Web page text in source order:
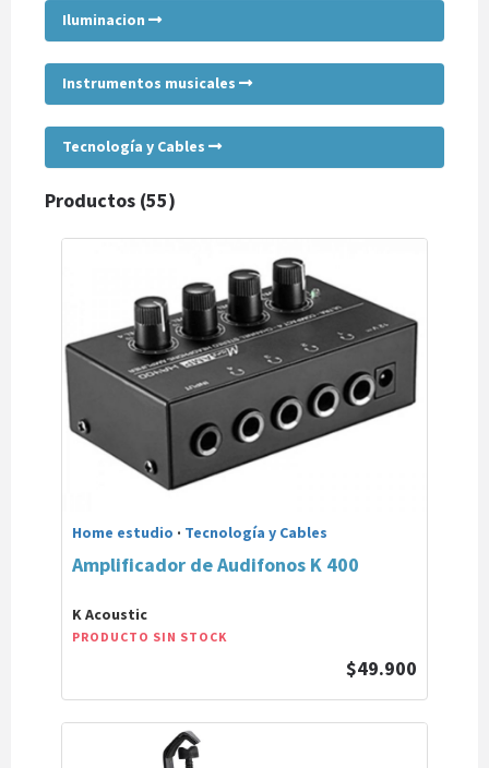
Iluminacion
Instrumentos musicales
Tecnología y Cables
Productos (55)
Home estudio · Tecnología y Cables
Amplificador de Audifonos K 400
K Acoustic
PRODUCTO SIN STOCK
$49.900